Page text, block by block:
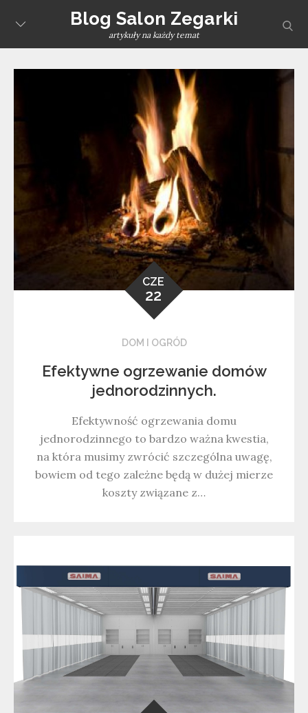
content
Blog Salon Zegarki
artykuły na każdy temat
CZE
22
DOM I OGRÓD
Efektywne ogrzewanie domów
jednorodzinnych.
Efektywność ogrzewania domu
jednorodzinnego to bardzo ważna kwestia,
na która musimy zwrócić szczególna uwagę,
bowiem od tego zależne będą w dużej mierze
koszty związane z…